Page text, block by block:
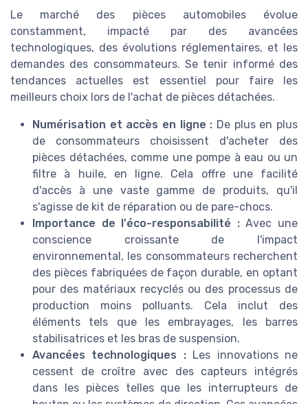
Le marché des pièces automobiles évolue
constamment, impacté par des avancées
technologiques, des évolutions réglementaires, et les
demandes des consommateurs. Se tenir informé des
tendances actuelles est essentiel pour faire les
meilleurs choix lors de l'achat de pièces détachées.
Numérisation et accès en ligne : De plus en plus
de consommateurs choisissent d'acheter des
pièces détachées, comme une pompe à eau ou un
filtre à huile, en ligne. Cela offre une facilité
d'accès à une vaste gamme de produits, qu'il
s'agisse de kit de réparation ou de pare-chocs.
Importance de l'éco-responsabilité :Avec une
conscience croissante de l'impact
environnemental, les consommateurs recherchent
des pièces fabriquées de façon durable, en optant
pour des matériaux recyclés ou des processus de
production moins polluants. Cela inclut des
éléments tels que les embrayages, les barres
stabilisatrices et les bras de suspension.
Avancées technologiques :Les innovations ne
cessent de croître avec des capteurs intégrés
dans les pièces telles que les interrupteurs de